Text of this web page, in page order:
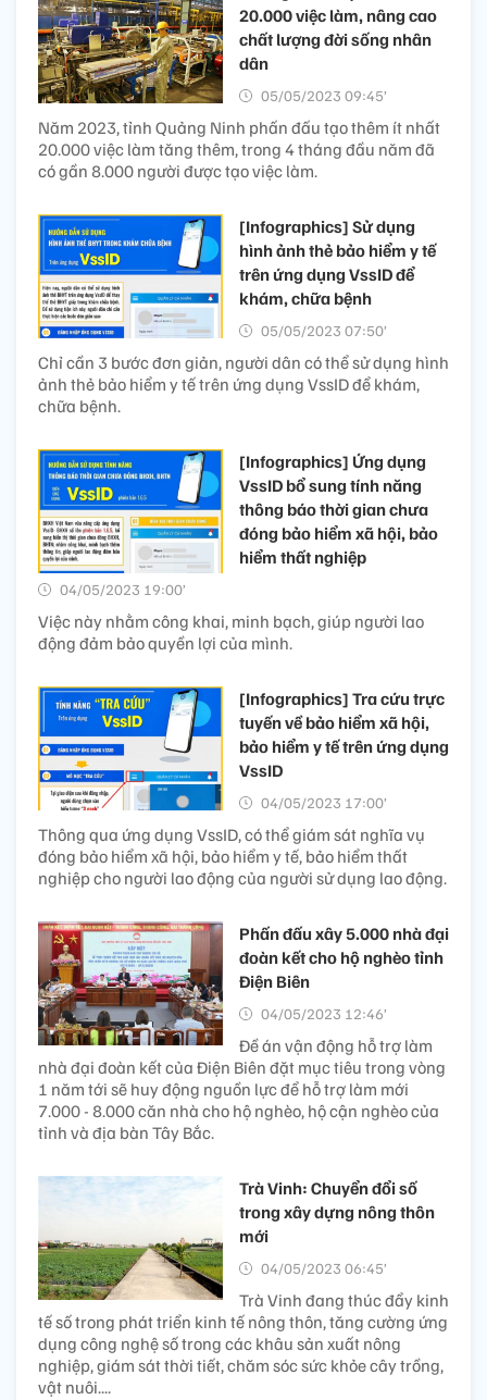
20.000 việc làm, nâng cao
chất lượng đời sống nhân
dân
05/05/2023 09:45’
Năm 2023, tỉnh Quảng Ninh phấn đấu tạo thêm ít nhất
20.000 việc làm tăng thêm, trong 4 tháng đầu năm đã
có gần 8.000 người được tạo việc làm.
[Infographics] Sử dụng
hình ảnh thẻ bảo hiểm y tế
trên ứng dụng VssID để
khám, chữa bệnh
05/05/2023 07:50’
Chỉ cần 3 bước đơn giản, người dân có thể sử dụng hình
ảnh thẻ bảo hiểm y tế trên ứng dụng VssID để khám,
chữa bệnh.
[Infographics] Ứng dụng
VssID bổ sung tính năng
thông báo thời gian chưa
đóng bảo hiểm xã hội, bảo
hiểm thất nghiệp
04/05/2023 19:00’
Việc này nhằm công khai, minh bạch, giúp người lao
động đảm bảo quyền lợi của mình.
[Infographics] Tra cứu trực
tuyến về bảo hiểm xã hội,
bảo hiểm y tế trên ứng dụng
VssID
04/05/2023 17:00’
Thông qua ứng dụng VssID, có thể giám sát nghĩa vụ
đóng bảo hiểm xã hội, bảo hiểm y tế, bảo hiểm thất
nghiệp cho người lao động của người sử dụng lao động.
Phấn đấu xây 5.000 nhà đại
đoàn kết cho hộ nghèo tỉnh
Điện Biên
04/05/2023 12:46’
Đề án vận động hỗ trợ làm
nhà đại đoàn kết của Điện Biên đặt mục tiêu trong vòng
1 năm tới sẽ huy động nguồn lực để hỗ trợ làm mới
7.000 - 8.000 căn nhà cho hộ nghèo, hộ cận nghèo của
tỉnh và địa bàn Tây Bắc.
Trà Vinh: Chuyển đổi số
trong xây dựng nông thôn
mới
04/05/2023 06:45’
Trà Vinh đang thúc đẩy kinh
tế số trong phát triển kinh tế nông thôn, tăng cường ứng
dụng công nghệ số trong các khâu sản xuất nông
nghiệp, giám sát thời tiết, chăm sóc sức khỏe cây trồng,
vật nuôi....